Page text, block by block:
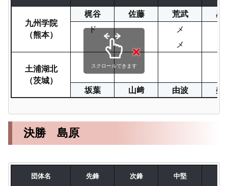
九州学院
（熊本）
梶谷 佐藤 荒武
星
ド
メ
メ
土浦湖北
（茨城）
坂葉
山﨑 由波 柴
スクロールできます
決勝 島原
団体名 先鋒 次鋒 中堅